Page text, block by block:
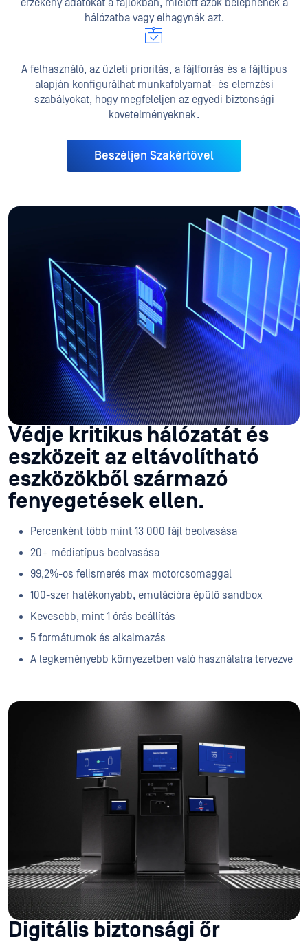
hálózatba vagy elhagynák azt.
A felhasználó, az üzleti prioritás, a fájlforrás és a fájltípus
alapján konfigurálhat munkafolyamat- és elemzési
szabályokat, hogy megfeleljen az egyedi biztonsági
követelményeknek.
Beszéljen Szakértővel
Védje kritikus hálózatát és
eszközeit az eltávolítható
eszközökből származó
fenyegetések ellen.
Percenként több mint 13 000 fájl beolvasása
20+ médiatípus beolvasása
99,2%-os felismerés max motorcsomaggal
100-szer hatékonyabb, emulációra épülő sandbox
Kevesebb, mint 1 órás beállítás
5 formátumok és alkalmazás
A legkeményebb környezetben való használatra tervezve
Digitális biztonsági őr